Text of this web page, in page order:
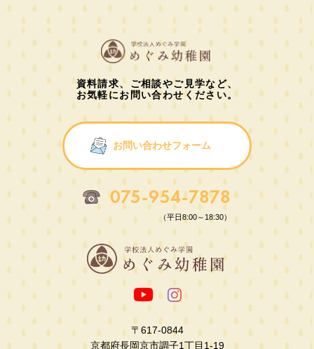
資料請求、ご相談やご見学など、
お気軽にお問い合わせください。
お問い合わせフォーム
075-954-7878
（平日8:00～18:30）
〒617-0844
京都府長岡京市調子1丁目1-19